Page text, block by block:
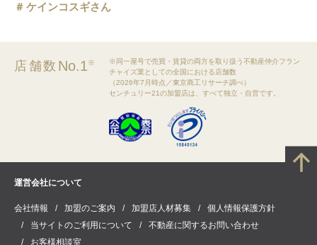
ケインコスギさん
店舗数 No.1※
※同一屋号で売買・賃貸の両方を取り扱う不動産仲介フラン
チャイズ業としての全国における店舗数
（2026年7月時点／東京商工リサーチ調べ）
センチュリー21の加盟店は、すべて独立・自営です。
運営会社について
会社情報 加盟のご案内 加盟店人材募集
個人情報保護方針
当サイトのご利用について
不動産に関するお問い合わせ
お客様相談室